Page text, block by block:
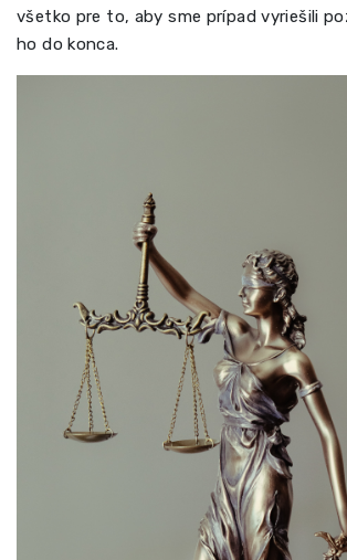
všetko pre to, aby sme prípad vyriešili
ho do konca.